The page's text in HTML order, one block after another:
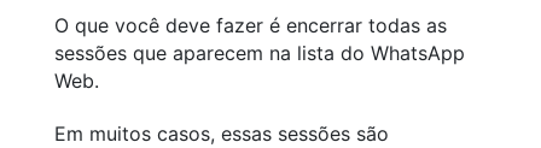
O que você deve fazer é encerrar todas as
sessões que aparecem na lista do WhatsApp
Web.
Em muitos casos, essas sessões são